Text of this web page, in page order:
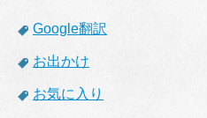
Google翻訳
お出かけ
お気に入り